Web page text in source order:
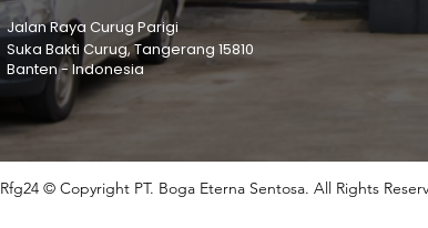
Jalan Raya Curug Parigi
Suka Bakti Curug, Tangerang 15810
Banten - Indonesia
Rfg24 © Copyright PT. Boga Eterna Sentosa. All Rights